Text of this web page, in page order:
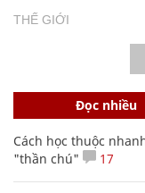
THẾ GIỚI
Đọc nhiều
Cách học thuộc
"thần chú"
17